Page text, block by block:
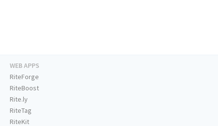
WEB APPS
RiteForge
RiteBoost
Rite.ly
RiteTag
RiteKit